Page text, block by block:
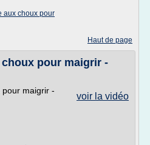
aux choux pour
Haut de page
pour maigrir -
voir la vidéo
pour maigrir -